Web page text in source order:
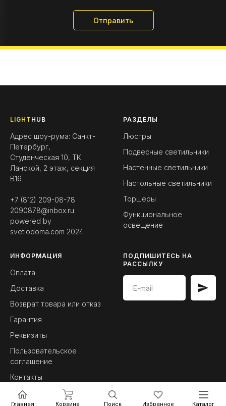
Главная Корзина Поиск Избранное Каталог
Отправить
LIGHT HUB
Адрес шоу-рума: Санкт-
Петербург,
Студенческая 10, ТК
Ланской, 2 этаж, секция
B16
+7 (812) 209-08-78
2090878@inbox.ru
powered by
svetlodoma.com 2024
РАЗДЕЛЫ
Люстры
Подвесные светильники
Настенные светильники
Настольные светильники
Торшеры
Функциональное
освещение
ИНФОРМАЦИЯ
Оплата
Доставка
Возврат товара или отказ
Гарантия
Реквизиты
Пользовательское
соглашение
Контакты
ПОДПИШИТЕСЬ НА
РАССЫЛКУ